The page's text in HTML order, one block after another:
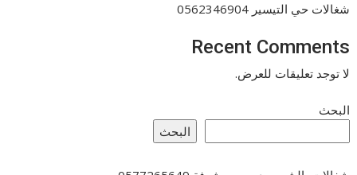
شغالات حي التيسير 0562346904
Recent Comments
لا توجد تعليقات للعرض.
البحث
البحث